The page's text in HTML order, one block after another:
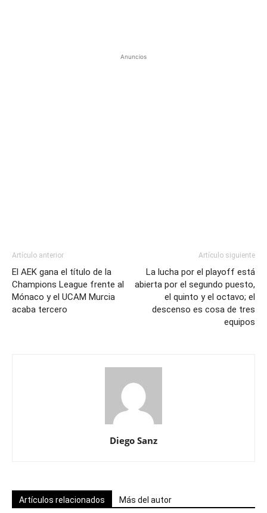
Anuncios
Artículo anterior
El AEK gana el título de la
Champions League frente al
Mónaco y el UCAM Murcia
acaba tercero
Artículo siguiente
La lucha por el playoff está
abierta por el segundo puesto,
el quinto y el octavo; el
descenso es cosa de tres
equipos
Diego Sanz
Artículos relacionados Más del autor